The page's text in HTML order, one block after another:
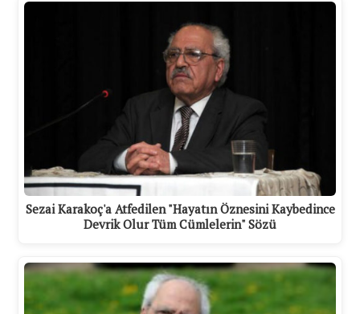
Sezai Karakoç'a Atfedilen "Hayatın Öznesini Kaybedince
Devrik Olur Tüm Cümlelerin" Sözü